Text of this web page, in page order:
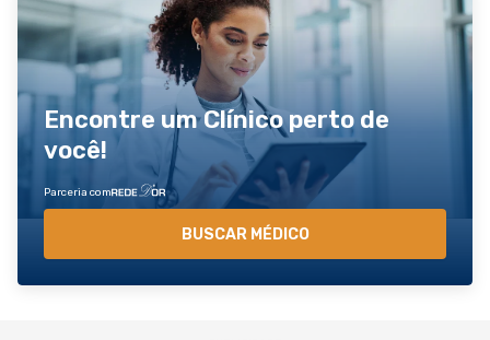
Encontre um Clínico perto de
você!
Parceria com
BUSCAR MÉDICO